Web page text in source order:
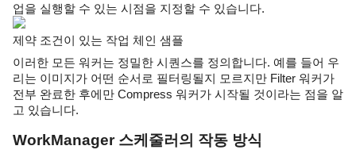
업을 실행할 수 있는 시점을 지정할 수 있습니다.
제약 조건이 있는 작업 체인 샘플
이러한 모든 워커는 정밀한 시퀀스를 정의합니다. 예를 들어 우
리는 이미지가 어떤 순서로 필터링될지 모르지만 Filter 워커가
전부 완료한 후에만 Compress 워커가 시작될 것이라는 점을 알
고 있습니다.
WorkManager 스케줄러의 작동 방식